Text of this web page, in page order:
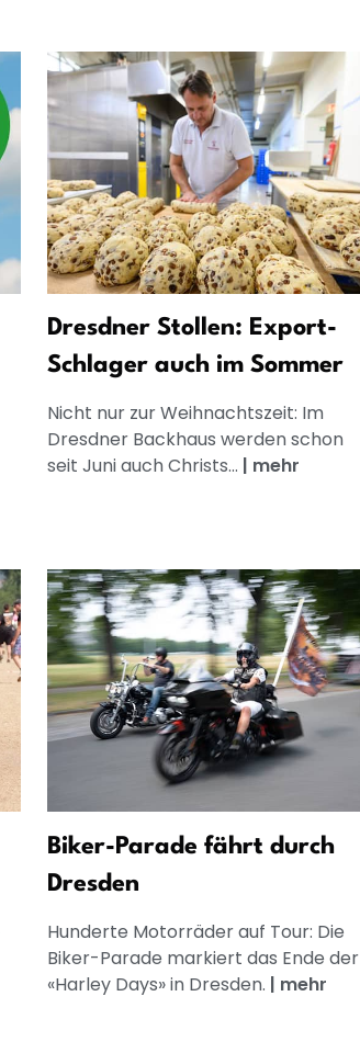
Dresdner Stollen: Export-
Schlager auch im Sommer
Nicht nur zur Weihnachtszeit: Im
Dresdner Backhaus werden schon
seit Juni auch Christs... | mehr
Biker-Parade fährt durch
Dresden
Hunderte Motorräder auf Tour: Die
Biker-Parade markiert das Ende der
«Harley Days» in Dresden. | mehr